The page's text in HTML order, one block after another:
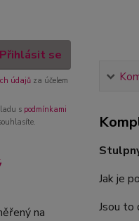
Přihlásit se
údajů za účelem
s podmínkami
na
Jak je
Jsou to